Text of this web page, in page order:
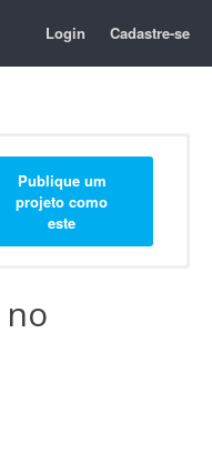
Login Cadastre-se
Publique um
projeto como
este